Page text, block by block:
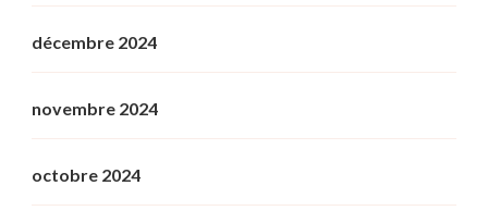
décembre 2024
novembre 2024
octobre 2024